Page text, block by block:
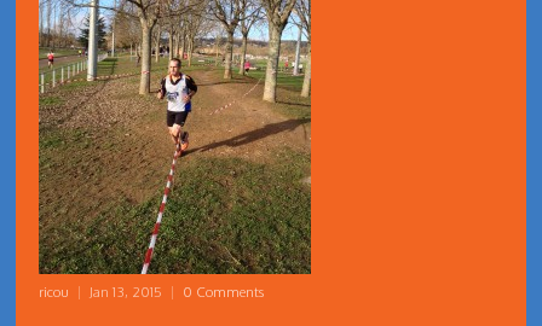
ricou | Jan 13, 2015 | 0 Comments